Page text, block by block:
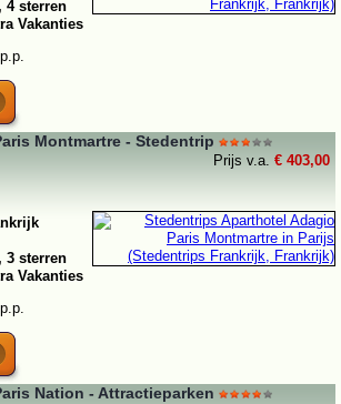
4 sterren
Vakanties
p.p.
Montmartre - Stedentrip
Prijs v.a. € 403,00
3 sterren
Vakanties
p.p.
Nation - Attractieparken